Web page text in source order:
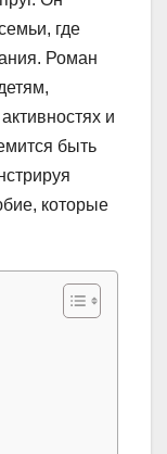
где
Роман
и
быть
которые